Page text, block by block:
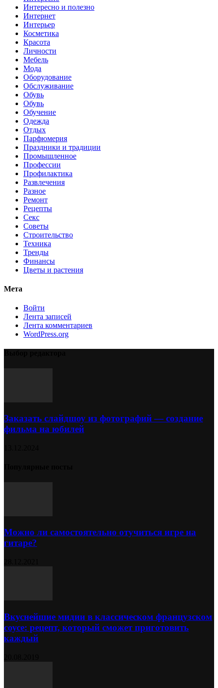
Интересно и полезно
Интернет
Интерьер
Косметика
Красота
Личности
Мебель
Мода
Оборудование
Обслуживание
Обувь
Обувь
Обучение
Одежда
Отдых
Парфюмерия
Праздники и традиции
Промышленное
Профессии
Профилактика
Развлечения
Разное
Ремонт
Рецепты
Секс
Советы
Строительство
Техника
Тренды
Финансы
Цветы и растения
Мета
Войти
Лента записей
Лента комментариев
WordPress.org
Заказать слайдшоу из фотографий — создание
фильма на юбилей
Можно ли самостоятельно отучиться игре на
гитаре?
Вкуснейшие мидии в классическом французском
соусе: рецепт, который сможет приготовить
каждый